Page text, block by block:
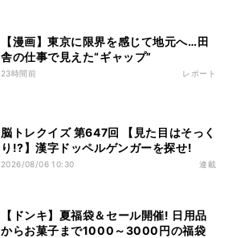
【漫画】東京に限界を感じて地元へ…田
舎の仕事で見えた“ギャップ”
23時間前 レポート
脳トレクイズ 第647回 【見た目はそっく
り!?】漢字ドッペルゲンガーを探せ!
2026/08/06 10:30 連載
【ドンキ】夏福袋＆セール開催! 日用品
からお菓子まで1000～3000円の福袋